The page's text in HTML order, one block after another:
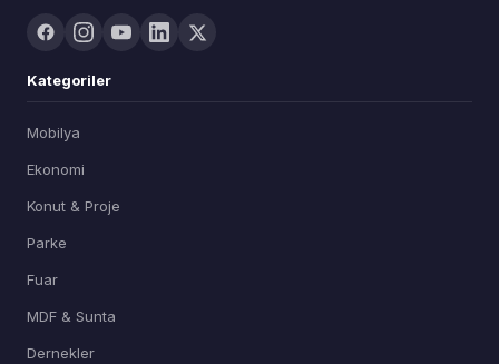
Kategoriler
Mobilya
Ekonomi
Konut & Proje
Parke
Fuar
MDF & Sunta
Dernekler